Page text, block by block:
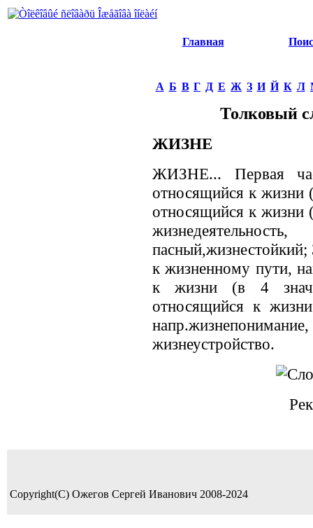
Главная
А Б В Г Д Е Ж З И Й К Л
Толковый
ЖИЗНЕ
ЖИЗНЕ... Первая
относящийся к жизни
относящийся к жизни
к жизненному пути,
к жизни (в 4
относящийся к
жизнеустройство.
Copyright(C) Ожегов Сергей Иванович 2008-2024